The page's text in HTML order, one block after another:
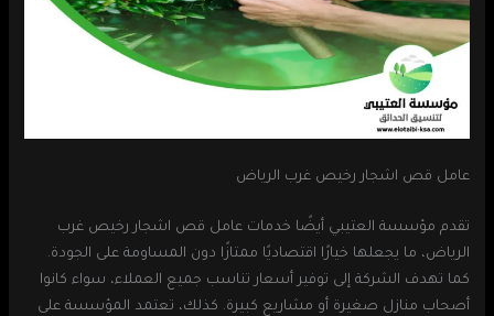
عامل قص اشجار رخيص غرب الرياض
تقدم مؤسسة العتيبي أيضًا خدمات عامل قص اشجار رخيص غرب
الرياض، ما يجعلها خيارًا اقتصاديًا ممتازًا دون المساومة على الجودة.
كما تهدف الشركة إلى توفير أسعار تناسب جميع العملاء، سواء كانوا
أصحاب منازل صغيرة أو مشاريع كبيرة. كذلك، تعتمد المؤسسة على